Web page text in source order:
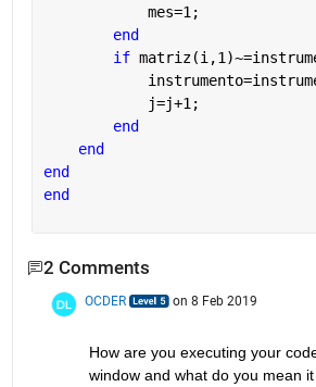
            mes=1;
end
if
            j=j+1;
end
end
end
end
2 Comments
OCDER on 8 Feb 2019
How are you executing your
window and what do you mean